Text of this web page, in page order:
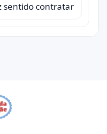
sentido contratar